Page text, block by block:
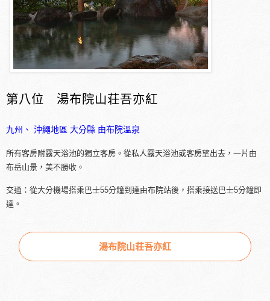
第八位 湯布院山荘吾亦紅
九州、 沖繩地區 大分縣 由布院溫泉
所有客房附露天浴池的獨立客房。從私人露天浴池或客房望出去，一片由
布岳山景，美不勝收。
交通：從大分機場搭乘巴士55分鐘到達由布院站後，搭乘接送巴士5分鐘即
達。
湯布院山荘吾亦紅